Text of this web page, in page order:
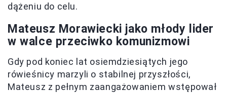
dążeniu do celu.
Mateusz Morawiecki jako młody lider
w walce przeciwko komunizmowi
Gdy pod koniec lat osiemdziesiątych jego
rówieśnicy marzyli o stabilnej przyszłości,
Mateusz z pełnym zaangażowaniem wstępował